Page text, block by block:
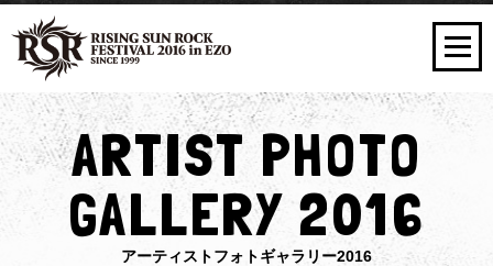
ARTIST PHOTO
GALLERY 2016
アーティストフォトギャラリー2016